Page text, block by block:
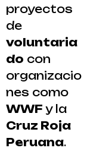
proyectos
de
voluntaria
do con
organizacio
nes como
WWF y la
Cruz Roja
Peruana.